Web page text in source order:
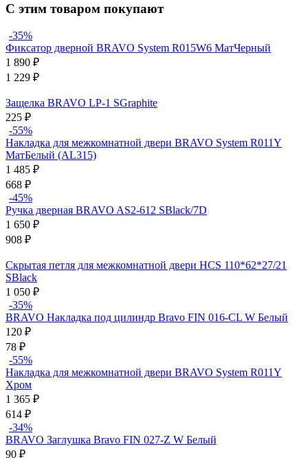
С этим товаром покупают
-35%
Фиксатор дверной BRAVO System R015W6 МатЧерный
1 890 ₽
1 229 ₽
Защелка BRAVO LP-1 SGraphite
225 ₽
-55%
Накладка для межкомнатной двери BRAVO System R011Y
МатБелый (AL315)
1 485 ₽
668 ₽
-45%
Ручка дверная BRAVO AS2-612 SBlack/7D
1 650 ₽
908 ₽
Скрытая петля для межкомнатной двери HCS 110*62*27/21
SBlack
1 050 ₽
-35%
BRAVO Накладка под цилиндр Bravo FIN 016-СL W Белый
120 ₽
78 ₽
-55%
Накладка для межкомнатной двери BRAVO System R011Y
Хром
1 365 ₽
614 ₽
-34%
BRAVO Заглушка Bravo FIN 027-Z W Белый
90 ₽